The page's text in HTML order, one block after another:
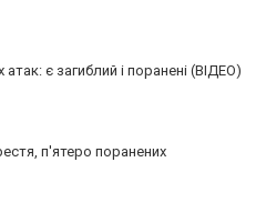
є загиблий і поранені (ВІДЕО)
п'ятеро поранених